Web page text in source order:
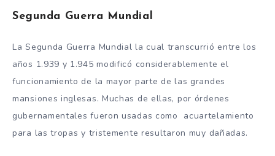
Segunda Guerra Mundial
La Segunda Guerra Mundial la cual transcurrió entre los
años 1.939 y 1.945 modificó considerablemente el
funcionamiento de la mayor parte de las grandes
mansiones inglesas. Muchas de ellas, por órdenes
gubernamentales fueron usadas como acuartelamiento
para las tropas y tristemente resultaron muy dañadas.